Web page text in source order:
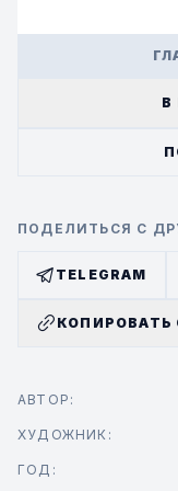
В
ПОДЕЛИТЬСЯ С
TELEGRAM
КОПИРОВАТЬ
АВТОР:
ХУДОЖНИК:
ГОД: